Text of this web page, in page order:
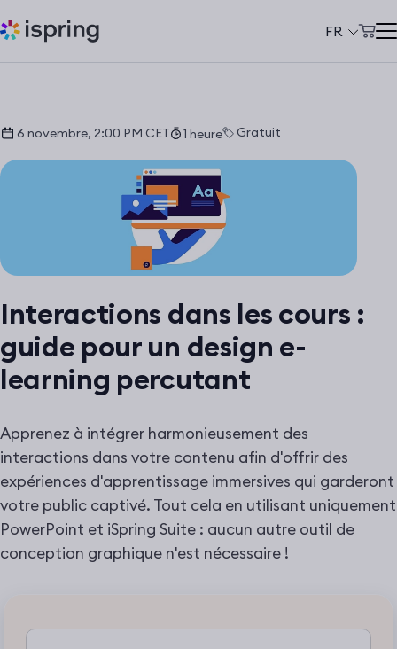
FR
Solutions
Clients
+33 970 019 436
support@ispring.fr
Mon compte
6 novembre, 2:00 PM CET 1 heure Gratuit
Interactions dans les cours :
guide pour un design e-
learning percutant
Apprenez à intégrer harmonieusement des
interactions dans votre contenu afin d'offrir des
expériences d'apprentissage immersives qui garderont
votre public captivé. Tout cela en utilisant uniquement
PowerPoint et iSpring Suite : aucun autre outil de
conception graphique n'est nécessaire !